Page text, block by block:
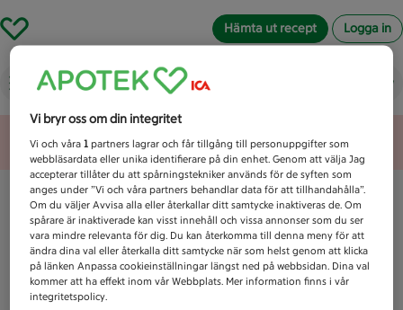
Hämta ut recept Logga in
Vad letar du efter idag?
Unknown error
Vi bryr oss om din integritet
Vi och våra1 partners lagrar och får tillgång till personuppgifter som
webbläsardata eller unika identifierare på din enhet. Genom att välja Jag
accepterar tillåter du att spårningstekniker används för de syften som
anges under ”Vi och våra partners behandlar data för att tillhandahålla”.
Om du väljer Avvisa alla eller återkallar ditt samtycke inaktiveras de. Om
spårare är inaktiverade kan visst innehåll och vissa annonser som du ser
vara mindre relevanta för dig. Du kan återkomma till denna meny för att
ändra dina val eller återkalla ditt samtycke när som helst genom att klicka
på länken Anpassa cookieinställningar längst ned på webbsidan. Dina val
kommer att ha effekt inom vår Webbplats. Mer information finns i vår
integritetspolicy.